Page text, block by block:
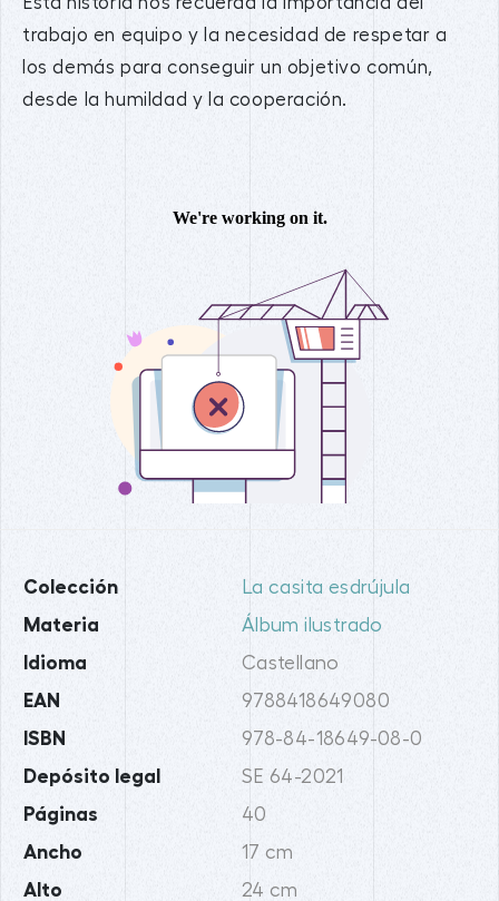
trabajo en equipo y la necesidad de respetar a
los demás para conseguir un objetivo común,
desde la humildad y la cooperación.
Colección La casita esdrújula
Materia Álbum ilustrado
Idioma Castellano
EAN 9788418649080
ISBN 978-84-18649-08-0
Depósito legal SE 64-2021
Páginas 40
Ancho 17 cm
Alto 24 cm